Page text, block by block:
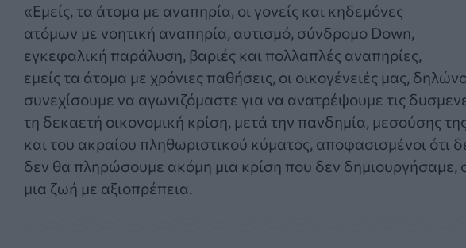
«Εμείς, τα άτομα με αναπηρία, οι γονείς και κηδεμόνες
ατόμων με νοητική αναπηρία, αυτισμό, σύνδρομο Down,
εγκεφαλική παράλυση, βαριές και πολλαπλές αναπηρίες,
εμείς τα άτομα με χρόνιες παθήσεις, οι οικογένειές μας,
συνεχίσουμε να αγωνιζόμαστε για να ανατρέψουμε τις
τη δεκαετή οικονομική κρίση, μετά την πανδημία, μεσούσης
και του ακραίου πληθωριστικού κύματος, αποφασισμένοι ότι
δεν θα πληρώσουμε ακόμη μια κρίση που δεν δημιουργήσαμε,
μια ζωή με αξιοπρέπεια.